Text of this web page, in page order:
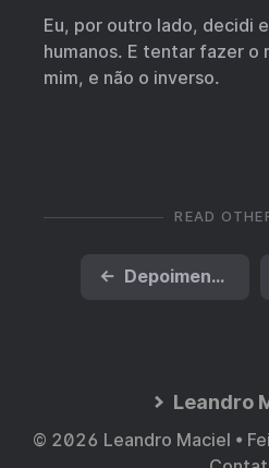
Eu, por outro lado, decidi
humanos. E tentar fazer o
mim, e não o inverso.
READ
← Depoimentos sobre Blogs
Leandro
© 2026 Leandro Maciel •